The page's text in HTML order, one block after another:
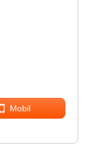
Mobil